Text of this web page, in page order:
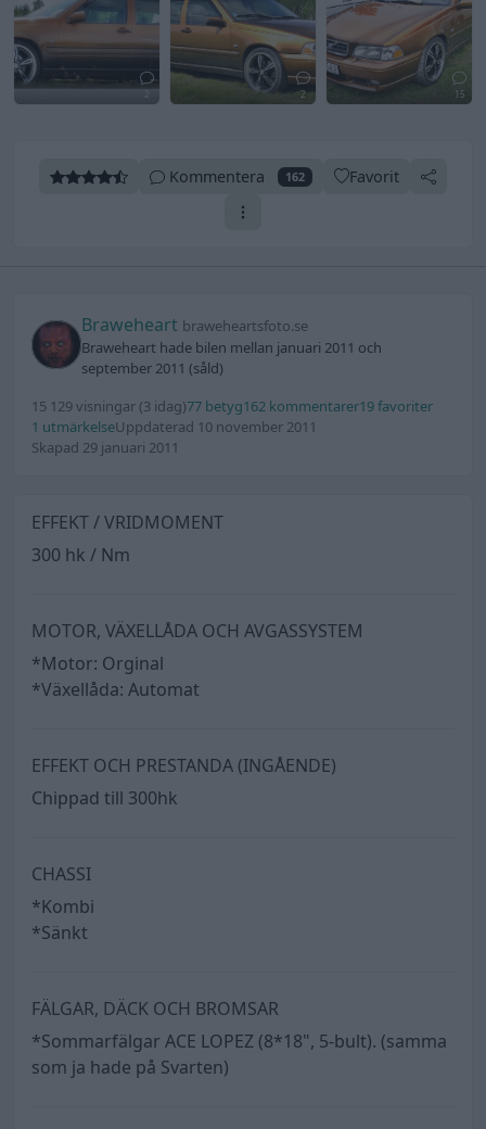
2 15
Kommentera 162 Favorit
Braweheart braweheartsfoto.se
Braweheart hade bilen mellan januari 2011 och
september 2011 (såld)
15 129 visningar (3 idag)77 betyg162 kommentarer19 favoriter
1 utmärkelseUppdaterad 10 november 2011
Skapad 29 januari 2011
EFFEKT / VRIDMOMENT
300 hk / Nm
MOTOR, VÄXELLÅDA OCH AVGASSYSTEM
*Motor: Orginal
*Växellåda: Automat
EFFEKT OCH PRESTANDA (INGÅENDE)
Chippad till 300hk
CHASSI
*Kombi
*Sänkt
FÄLGAR, DÄCK OCH BROMSAR
*Sommarfälgar ACE LOPEZ (8*18", 5-bult). (samma
som ja hade på Svarten)